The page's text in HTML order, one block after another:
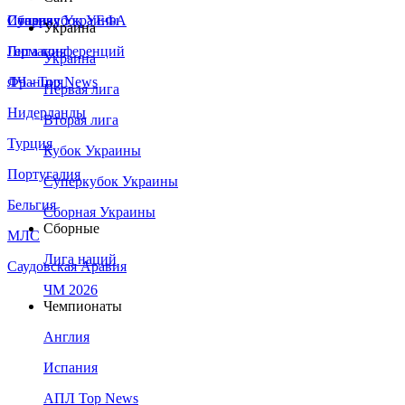
Сборная Украины
Италия
Германия
Франция
Нидерланды
Турция
Португалия
Бельгия
МЛС
Саудовская Аравия
Суперкубок УЕФА
Лига конференций
ЛЧ - Top News
Украина
Украина
Первая лига
Вторая лига
Кубок Украины
Суперкубок Украины
Сборная Украины
Сборные
Лига наций
ЧМ 2026
Чемпионаты
Англия
Испания
АПЛ Top News